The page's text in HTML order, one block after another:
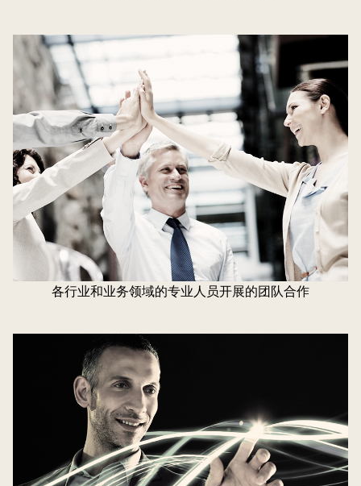
各行业和业务领域的专业人员开展的团队合作